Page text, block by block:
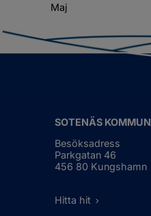
Maj
SOTENÄS KOMMUN
Besöksadress
Parkgatan 46
456 80 Kungshamn
Hitta hit